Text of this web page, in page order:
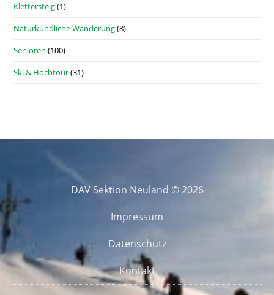
Klettersteig(1)
Naturkundliche Wanderung(8)
Senioren (100)
Ski & Hochtour(31)
DAV Sektion Neuland © 2026
Impressum
Datenschutz
Kontakt